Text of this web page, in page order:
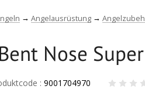
Angelausrüstung
Nose
: 9001704970